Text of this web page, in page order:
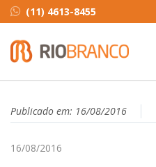
(11) 4613-8455
Publicado em: 16/08/2016
16/08/2016